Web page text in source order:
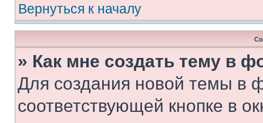
Вернуться к началу
» Как мне создать тему в
Для создания новой темы в
соответствующей кнопке в